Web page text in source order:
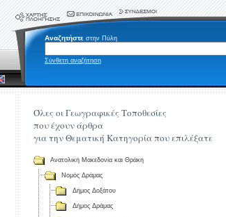
Αναζητήστε στην Πύλη
Σύνθετη αναζήτηση
Όλες οι Γεωγραφικές Τοποθεσίες
που έχουν άρθρα
για την Θεματική Κατηγορία που επιλέξατε
Ανατολική Μακεδονία και Θράκη
Νομός Δράμας
Δήμος Δοξάτου
Δήμος Δράμας